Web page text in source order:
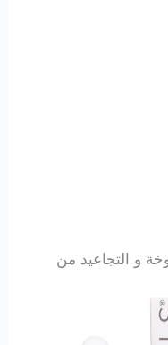
و التجاعيد من